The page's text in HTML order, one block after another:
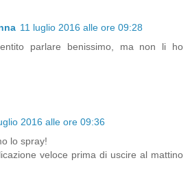
11 luglio 2016 alle ore 09:28
parlare benissimo, ma non li ho
2016 alle ore 09:36
lo spray!
veloce prima di uscire al mattino